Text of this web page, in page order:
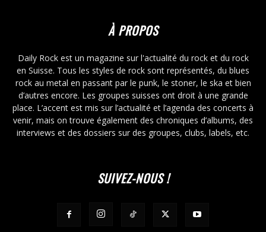
À PROPOS
Daily Rock est un magazine sur l'actualité du rock et du rock
en Suisse. Tous les styles de rock sont représentés, du blues
rock au metal en passant par le punk, le stoner, le ska et bien
d’autres encore. Les groupes suisses ont droit à une grande
place. L’accent est mis sur l’actualité et l’agenda des concerts à
venir, mais on trouve également des chroniques d’albums, des
interviews et des dossiers sur des groupes, clubs, labels, etc.
SUIVEZ-NOUS !